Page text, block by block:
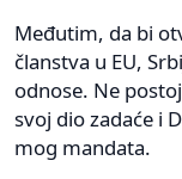
Međutim, da bi
članstva u EU,
odnose. Ne
svoj dio zadaće i
mog mandata.